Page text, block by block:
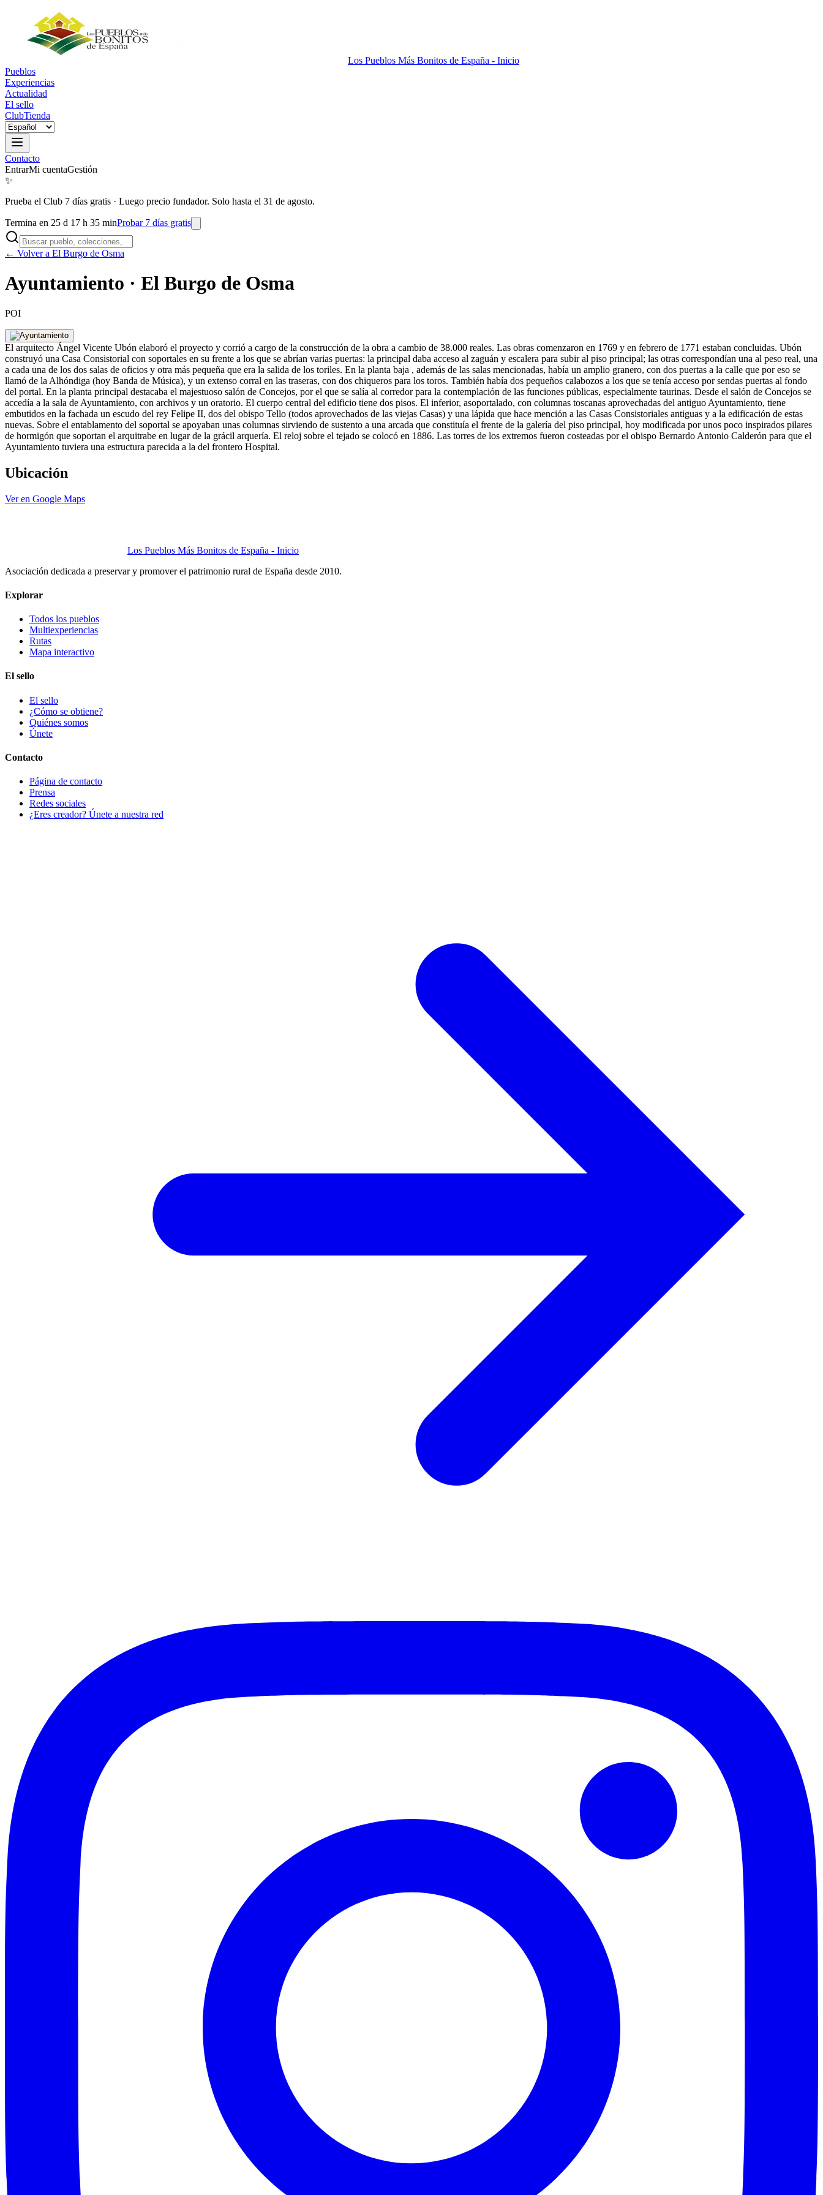
Los Pueblos Más Bonitos de España - Inicio
Pueblos
Experiencias
Actualidad
El sello
ClubTienda
Contacto
EntrarMi cuentaGestión
✨
Prueba el Club 7 días gratis · Luego precio fundador. Solo hasta el 31 de agosto.
Termina en 25 d 17 h 35 minProbar 7 días gratis
← Volver a El Burgo de Osma
Ayuntamiento · El Burgo de Osma
POI
El arquitecto Ángel Vicente Ubón elaboró el proyecto y corrió a cargo de la construcción de la obra a cambio de 38.000 reales. Las obras comenzaron en 1769 y en febrero de 1771 estaban concluidas. Ubón
construyó una Casa Consistorial con soportales en su frente a los que se abrían varias puertas: la principal daba acceso al zaguán y escalera para subir al piso principal; las otras correspondían una al peso real, una
a cada una de los dos salas de oficios y otra más pequeña que era la salida de los toriles. En la planta baja , además de las salas mencionadas, había un amplio granero, con dos puertas a la calle que por eso se
llamó de la Alhóndiga (hoy Banda de Música), y un extenso corral en las traseras, con dos chiqueros para los toros. También había dos pequeños calabozos a los que se tenía acceso por sendas puertas al fondo
del portal. En la planta principal destacaba el majestuoso salón de Concejos, por el que se salía al corredor para la contemplación de las funciones públicas, especialmente taurinas. Desde el salón de Concejos se
accedía a la sala de Ayuntamiento, con archivos y un oratorio. El cuerpo central del edificio tiene dos pisos. El inferior, asoportalado, con columnas toscanas aprovechadas del antiguo Ayuntamiento, tiene
embutidos en la fachada un escudo del rey Felipe II, dos del obispo Tello (todos aprovechados de las viejas Casas) y una lápida que hace mención a las Casas Consistoriales antiguas y a la edificación de estas
nuevas. Sobre el entablamento del soportal se apoyaban unas columnas sirviendo de sustento a una arcada que constituía el frente de la galería del piso principal, hoy modificada por unos poco inspirados pilares
de hormigón que soportan el arquitrabe en lugar de la grácil arquería. El reloj sobre el tejado se colocó en 1886. Las torres de los extremos fueron costeadas por el obispo Bernardo Antonio Calderón para que el
Ayuntamiento tuviera una estructura parecida a la del frontero Hospital.
Ubicación
Ver en Google Maps
Los Pueblos Más Bonitos de España - Inicio
Asociación dedicada a preservar y promover el patrimonio rural de España desde 2010.
Explorar
Todos los pueblos
Multiexperiencias
Rutas
Mapa interactivo
El sello
El sello
¿Cómo se obtiene?
Quiénes somos
Únete
Contacto
Página de contacto
Prensa
Redes sociales
¿Eres creador? Únete a nuestra red